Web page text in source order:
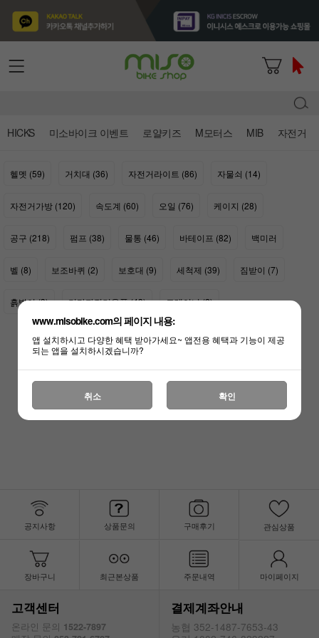
HICKS 미소바이크 이벤트 로얄키즈 M모터스 MIB 자전거
헬멧 (59) 거치대 (36) 자전거라이트 (86) 자물쇠 (14)
자전거가방 (120) 속도계 (60) 오일 (76) 케이지 (28)
공구 (218) 펌프 (38) 물통 (46) 바테이프 (82) 백미러
벨 (8) 보조바퀴 (2) 보호대 (9) 세척제 (39) 짐받이 (7)
흙받이 (3) 기타자전거용품 (43) 트레이너 (2)
자전거용품 - 상품 준비중 입니다.
공지사항 상품문의 구매후기 관심상품
장바구니 최근본상품 주문내역 마이페이지
고객센터
온라인 문의 1522-7897
결제계좌안내
농협 352-1487-7653-43
www.misobike.com의 페이지 내용:
앱 설치하시고 다양한 혜택 받아가세요~ 앱전용 혜택과 기능이 제공
되는 앱을 설치하시겠습니까?
취소 확인